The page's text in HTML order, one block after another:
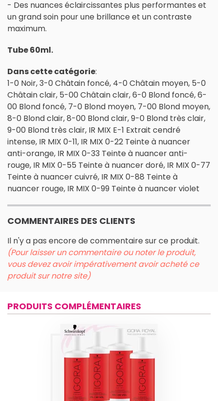
- Des nuances éclaircissantes plus performantes et
un grand soin pour une brillance et un contraste
maximum.
Tube 60ml.
Dans cette catégorie:
1-0 Noir, 3-0 Châtain foncé, 4-0 Châtain moyen, 5-0
Châtain clair, 5-00 Châtain clair, 6-0 Blond foncé, 6-
00 Blond foncé, 7-0 Blond moyen, 7-00 Blond moyen,
8-0 Blond clair, 8-00 Blond clair, 9-0 Blond très clair,
9-00 Blond très clair, IR MIX E-1 Extrait cendré
intense, IR MIX 0-11, IR MIX 0-22 Teinte à nuancer
anti-orange, IR MIX 0-33 Teinte à nuancer anti-
rouge, IR MIX 0-55 Teinte à nuancer doré, IR MIX 0-77
Teinte à nuancer cuivré, IR MIX 0-88 Teinte à
nuancer rouge, IR MIX 0-99 Teinte à nuancer violet
COMMENTAIRES DES CLIENTS
Il n'y a pas encore de commentaire sur ce produit.
(Pour laisser un commentaire ou noter le produit,
vous devez avoir impérativement avoir acheté ce
produit sur notre site)
PRODUITS COMPLÉMENTAIRES
IGORA ROYAL
RÉVELATEUR
Produits